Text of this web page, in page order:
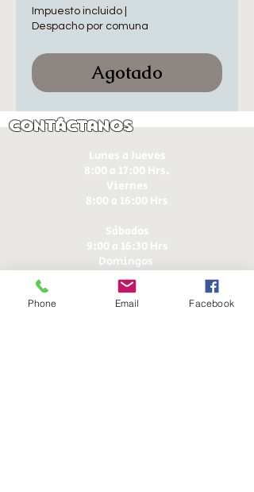
Impuesto incluido
Despacho por comuna
Agotado
Contáctanos
Lunes a Jueves
8:00 a 17:00 Hrs.
Viernes
8:00 a 16:00 Hrs​
Sábados
9:00 a 16:30 Hrs
Domingos
9:00 a 14:30 Hrs
Phone Email Facebook